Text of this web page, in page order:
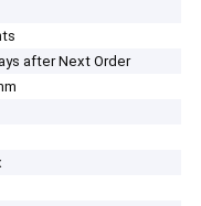
after Next Order